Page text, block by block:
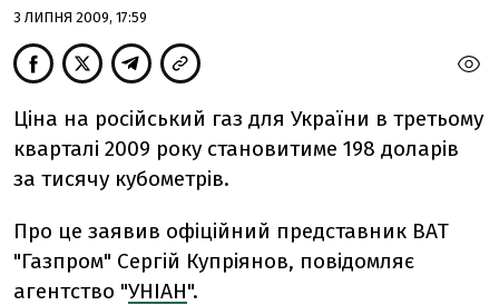
3 ЛИПНЯ 2009, 17:59
Ціна на російський газ для України в третьому
кварталі 2009 року становитиме 198 доларів
за тисячу кубометрів.
Про це заявив офіційний представник ВАТ
"Газпром" Сергій Купріянов, повідомляє
агентство "УНІАН".